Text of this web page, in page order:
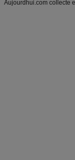
Aujourdhui.com collecte